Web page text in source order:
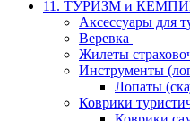
11. ТУРИЗМ и
Аксессуары для
Веревка
Жилеты
Инструменты
Лопаты
Коврики